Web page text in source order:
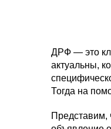
ДРФ — это
актуальны,
Тогда на
Представим,